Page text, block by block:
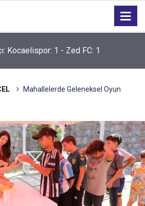
Kocaelispor: 1 - Zed FC: 1
yüzerek geçtiler
Mahallelerde Geleneksel Oyun